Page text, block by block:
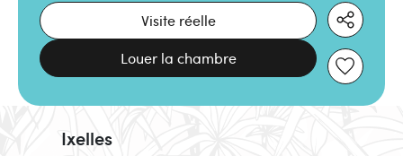
Visite réelle
Louer la chambre
Ixelles